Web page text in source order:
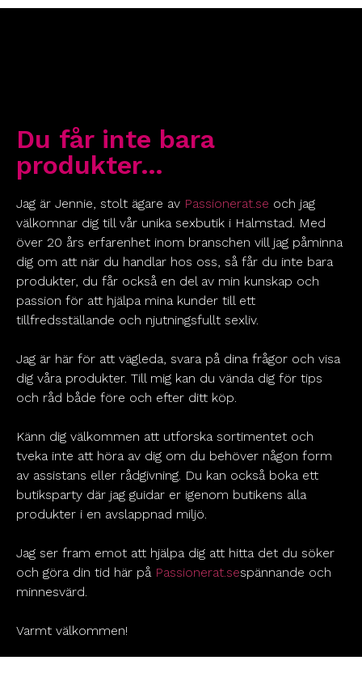
Du får inte bara
produkter…
Jag är Jennie, stolt ägare av Passionerat.se och jag
välkomnar dig till vår unika sexbutik i Halmstad. Med
över 20 års erfarenhet inom branschen vill jag påminna
dig om att när du handlar hos oss, så får du inte bara
produkter, du får också en del av min kunskap och
passion för att hjälpa mina kunder till ett
tillfredsställande och njutningsfullt sexliv.
Jag är här för att vägleda, svara på dina frågor och visa
dig våra produkter. Till mig kan du vända dig för tips
och råd både före och efter ditt köp.
Känn dig välkommen att utforska sortimentet och
tveka inte att höra av dig om du behöver någon form
av assistans eller rådgivning. Du kan också boka ett
butiksparty där jag guidar er igenom butikens alla
produkter i en avslappnad miljö.
Jag ser fram emot att hjälpa dig att hitta det du söker
och göra din tid här på Passionerat.sespännande och
minnesvärd.
Varmt välkommen!